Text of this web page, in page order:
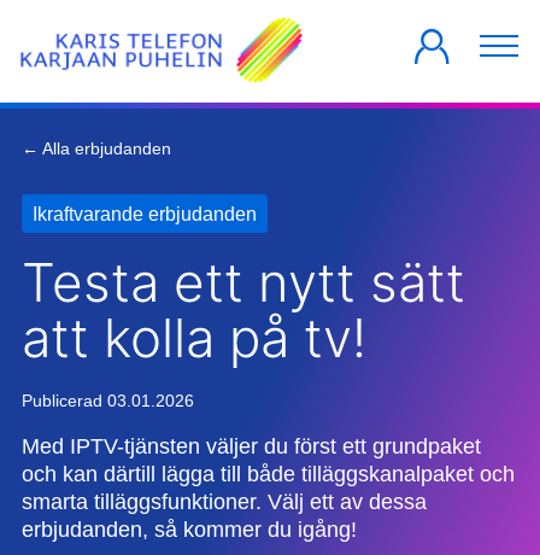
FÖRETAG
← Alla erbjudanden
Ikraftvarande erbjudanden
Testa ett nytt sätt
att kolla på tv!
Publicerad 03.01.2026
Med IPTV-tjänsten väljer du först ett grundpaket
och kan därtill lägga till både tilläggskanalpaket och
smarta tilläggsfunktioner. Välj ett av dessa
erbjudanden, så kommer du igång!